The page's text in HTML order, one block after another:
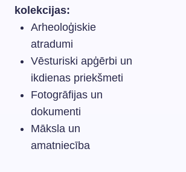
kolekcijas:
Arheoloģiskie
atradumi
Vēsturiski apģērbi un
ikdienas priekšmeti
Fotogrāfijas un
dokumenti
Māksla un
amatniecība